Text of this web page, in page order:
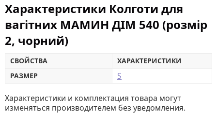
Характеристики Колготи для
вагітних МАМИН ДІМ 540 (розмір
2, чорний)
СВОЙСТВА
ХАРАКТЕРИСТИКИ
РАЗМЕР
S
Характеристики и комплектация товара могут
изменяться производителем без уведомления.